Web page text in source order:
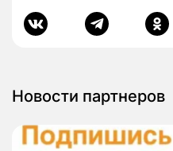
Новости партнеров